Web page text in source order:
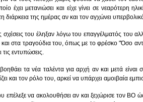
μετανιώσει και είχε γίνει σε νεαρότερη
διάρκεια της ημέρας αν και τον αγχώνει
του έληξαν λόγω του επαγγέλματός του
στα τραγούδια του, όπως με το φρέσκο "Όσο
εντυπώσεις.
τα νέα ταλέντα για αρχή αν και μετά
και τον ρόλο του, αρκεί να υπάρχει αμοιβαία
να ακολουθήσει αν και ξεχώρισε τον BO